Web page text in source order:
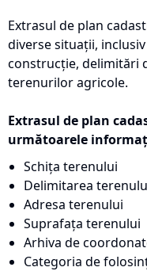
Extrasul de plan
diverse situații,
construcție, delimitări
terenurilor agricole.
Extrasul de plan
următoarele
Schița terenului
Delimitarea
Adresa terenului
Suprafața terenului
Arhiva de
Categoria de